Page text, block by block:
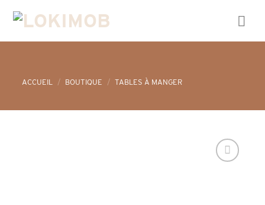
ACCUEIL / BOUTIQUE / TABLES À MANGER